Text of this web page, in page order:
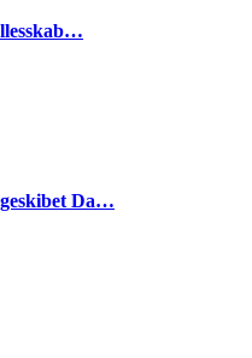
Da…